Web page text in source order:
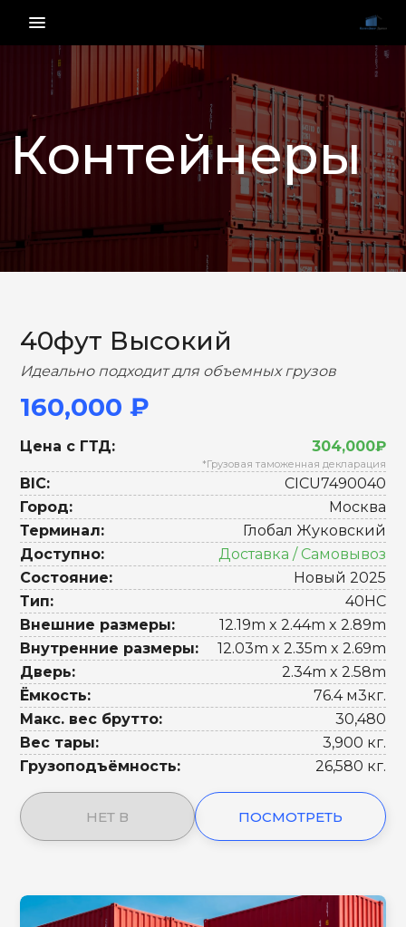
menu_vert
Контейнеры
НАЗАД ВПЕРЕД
40фут Высокий
Идеально подходит для объемных грузов
160,000 ₽
Цена с ГТД: 304,000₽
*Грузовая таможенная декларация
BIC:
CICU7490040
Город:
Москва
Терминал:
Глобал Жуковский
Доступно:
Доставка / Самовывоз
Состояние:
Новый 2025
Тип:
40HC
Внешние размеры:
12.19m x 2.44m x 2.89m
Внутренние размеры:
12.03m x 2.35m x 2.69m
Дверь:
2.34m x 2.58m
Ёмкость:
76.4 м3кг.
Макс. вес брутто:
30,480
Вес тары:
3,900 кг.
Грузоподъёмность:
26,580 кг.
НЕТ В ПОСМОТРЕТЬ